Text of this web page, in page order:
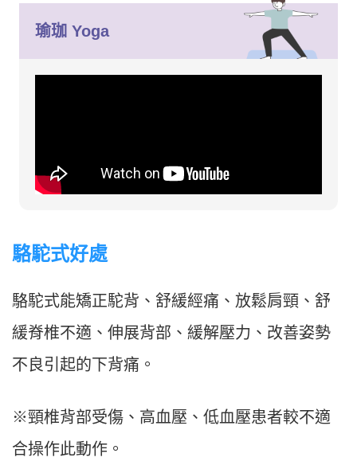
瑜珈 Yoga
駱駝式好處
駱駝式能矯正駝背、舒緩經痛、放鬆肩頸、舒
緩脊椎不適、伸展背部、緩解壓力、改善姿勢
不良引起的下背痛。
※頸椎背部受傷、高血壓、低血壓患者較不適
合操作此動作。